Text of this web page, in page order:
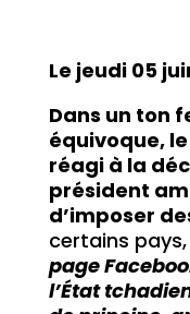
Le jeudi 05
Dans un ton
équivoque,
réagi à la
président
d’imposer
certains
page
l’État